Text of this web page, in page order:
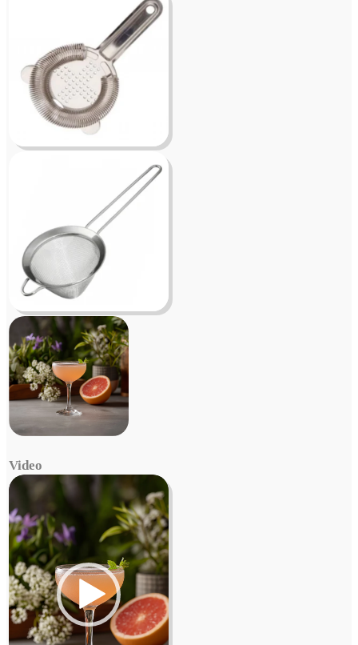
Video
Video
Player